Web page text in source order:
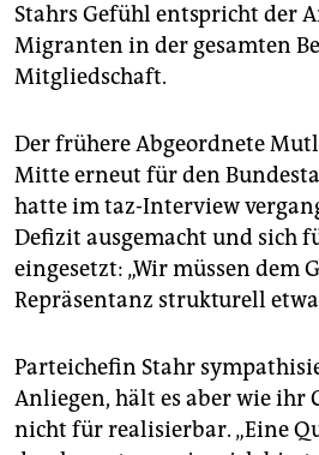
Stahrs Gefühl entspricht der
Migranten in der gesamten
Mitgliedschaft.
Der frühere Abgeordnete
Mitte erneut für den
hatte im taz-Interview
Defizit ausgemacht und sich
eingesetzt: „Wir müssen dem
Repräsentanz strukturell
Parteichefin Stahr
Anliegen, hält es aber wie ihr
nicht für realisierbar. „Eine